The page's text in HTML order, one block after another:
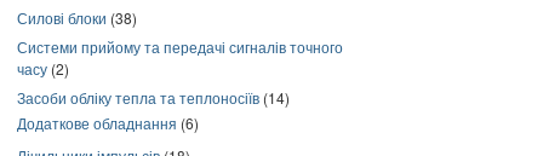
Силові блоки (38)
Системи прийому та передачі сигналів точного
часу (2)
Засоби обліку тепла та теплоносіїв (14)
Додаткове обладнання (6)